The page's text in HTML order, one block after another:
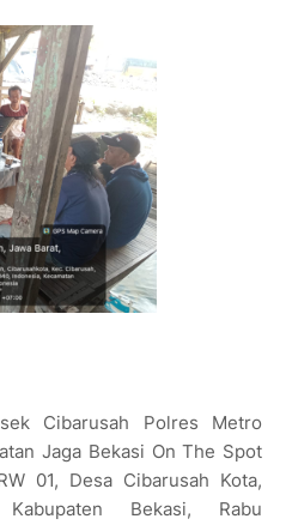
Cibarusah Polres Metro
Jaga Bekasi On The Spot
01, Desa Cibarusah Kota,
Kabupaten Bekasi, Rabu